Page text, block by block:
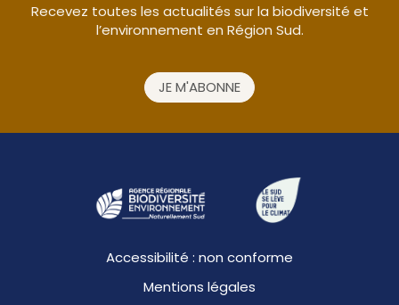
Recevez toutes les actualités sur la biodiversité et
l’environnement en Région Sud.
JE M'ABONNE
Accessibilité : non conforme
Mentions légales